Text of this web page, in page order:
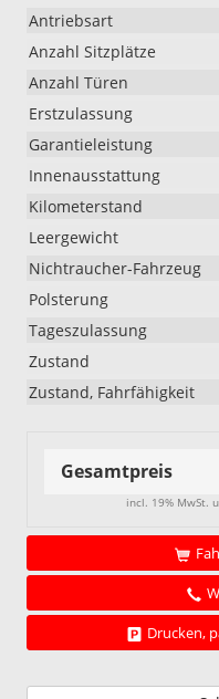
Antriebsart
Anzahl Sitzplätze
Anzahl Türen
Erstzulassung
Garantieleistung
Innenausstattung
Kilometerstand
Leergewicht
Nichtraucher-Fahrzeug
Polsterung
Tageszulassung
Zustand
Zustand, Fahrfähigkeit
Gesamtpreis
incl. 19% MwSt.
Drucken,